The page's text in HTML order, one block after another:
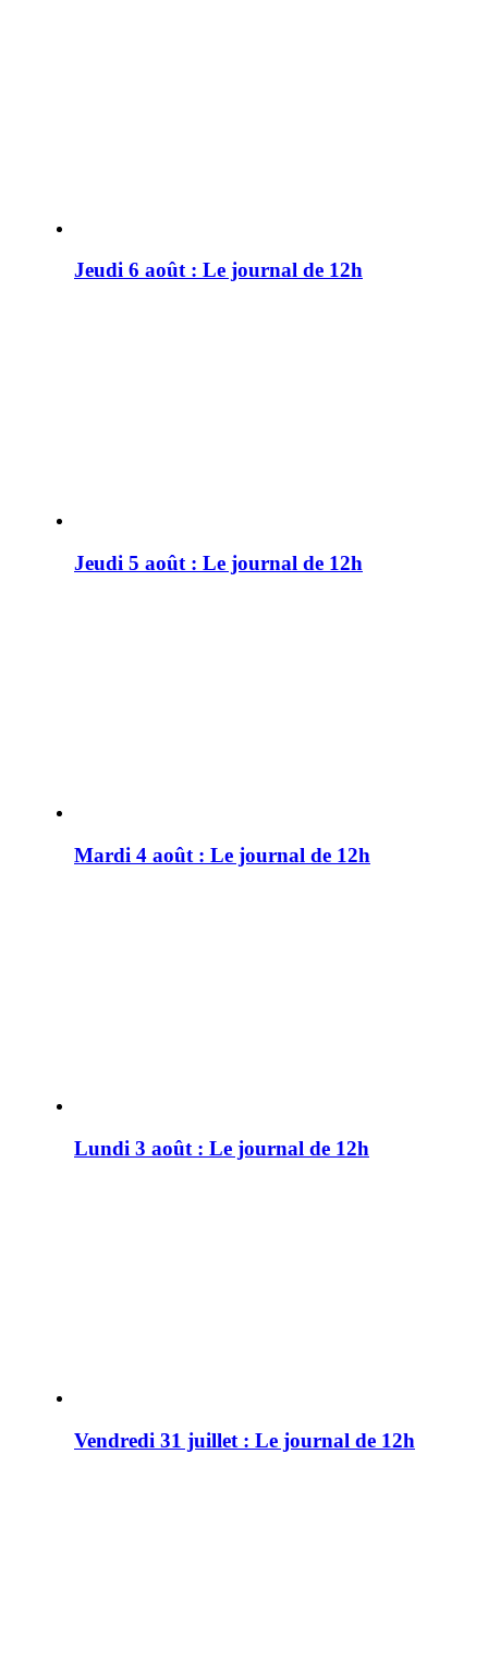
Jeudi 6 août : Le journal de 12h
Jeudi 5 août : Le journal de 12h
Mardi 4 août : Le journal de 12h
Lundi 3 août : Le journal de 12h
Vendredi 31 juillet : Le journal de 12h